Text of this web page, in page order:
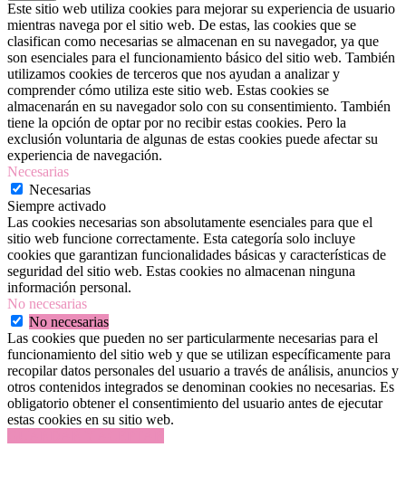
Este sitio web utiliza cookies para mejorar su experiencia de usuario
mientras navega por el sitio web. De estas, las cookies que se
clasifican como necesarias se almacenan en su navegador, ya que
son esenciales para el funcionamiento básico del sitio web. También
utilizamos cookies de terceros que nos ayudan a analizar y
comprender cómo utiliza este sitio web. Estas cookies se
almacenarán en su navegador solo con su consentimiento. También
tiene la opción de optar por no recibir estas cookies. Pero la
exclusión voluntaria de algunas de estas cookies puede afectar su
experiencia de navegación.
Necesarias
Necesarias
Siempre activado
Las cookies necesarias son absolutamente esenciales para que el
sitio web funcione correctamente. Esta categoría solo incluye
cookies que garantizan funcionalidades básicas y características de
seguridad del sitio web. Estas cookies no almacenan ninguna
información personal.
No necesarias
No necesarias
Las cookies que pueden no ser particularmente necesarias para el
funcionamiento del sitio web y que se utilizan específicamente para
recopilar datos personales del usuario a través de análisis, anuncios y
otros contenidos integrados se denominan cookies no necesarias. Es
obligatorio obtener el consentimiento del usuario antes de ejecutar
estas cookies en su sitio web.